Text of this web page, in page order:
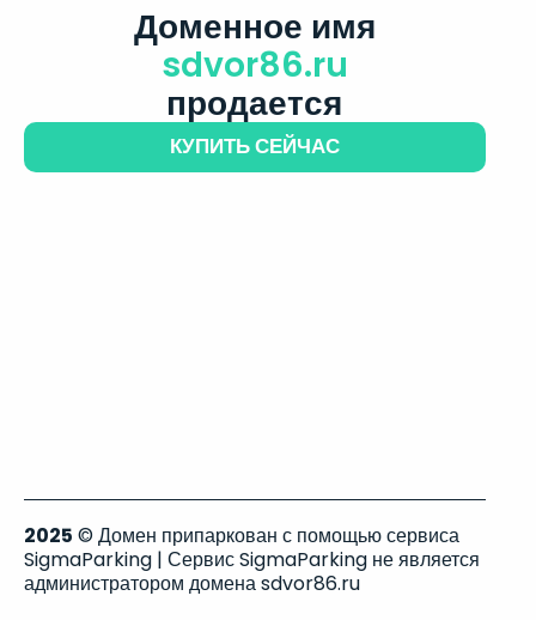
Доменное имя
sdvor86.ru
продается
КУПИТЬ СЕЙЧАС
2025 © Домен припаркован с помощью сервиса
SigmaParking | Сервис SigmaParking не является
администратором домена sdvor86.ru